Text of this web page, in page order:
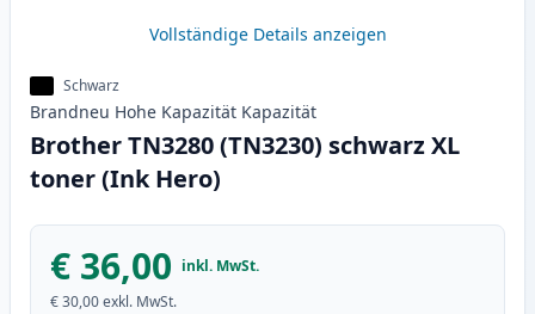
Vollständige Details anzeigen
Schwarz
Brandneu Hohe Kapazität Kapazität
Brother TN3280 (TN3230) schwarz XL
toner (Ink Hero)
€ 36,00 inkl. MwSt.
€ 30,00exkl. MwSt.